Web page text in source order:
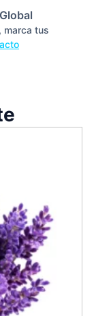
marca tus